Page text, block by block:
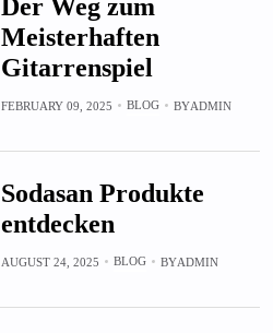
Der Weg zum
Meisterhaften
Gitarrenspiel
FEBRUARY 09, 2025 BLOG BYADMIN
Sodasan Produkte
entdecken
AUGUST 24, 2025 BLOG BYADMIN